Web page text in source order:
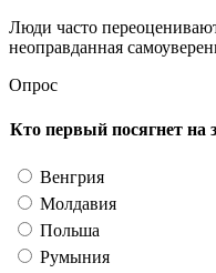
Люди часто
неоправданная
Опрос
Кто первый посягнет
Венгрия
Молдавия
Польша
Румыния